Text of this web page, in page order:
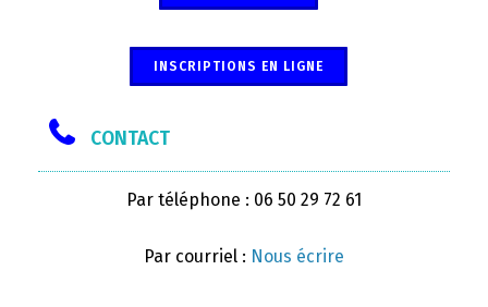
INSCRIPTIONS EN LIGNE
CONTACT
Par téléphone : 06 50 29 72 61
Par courriel : Nous écrire